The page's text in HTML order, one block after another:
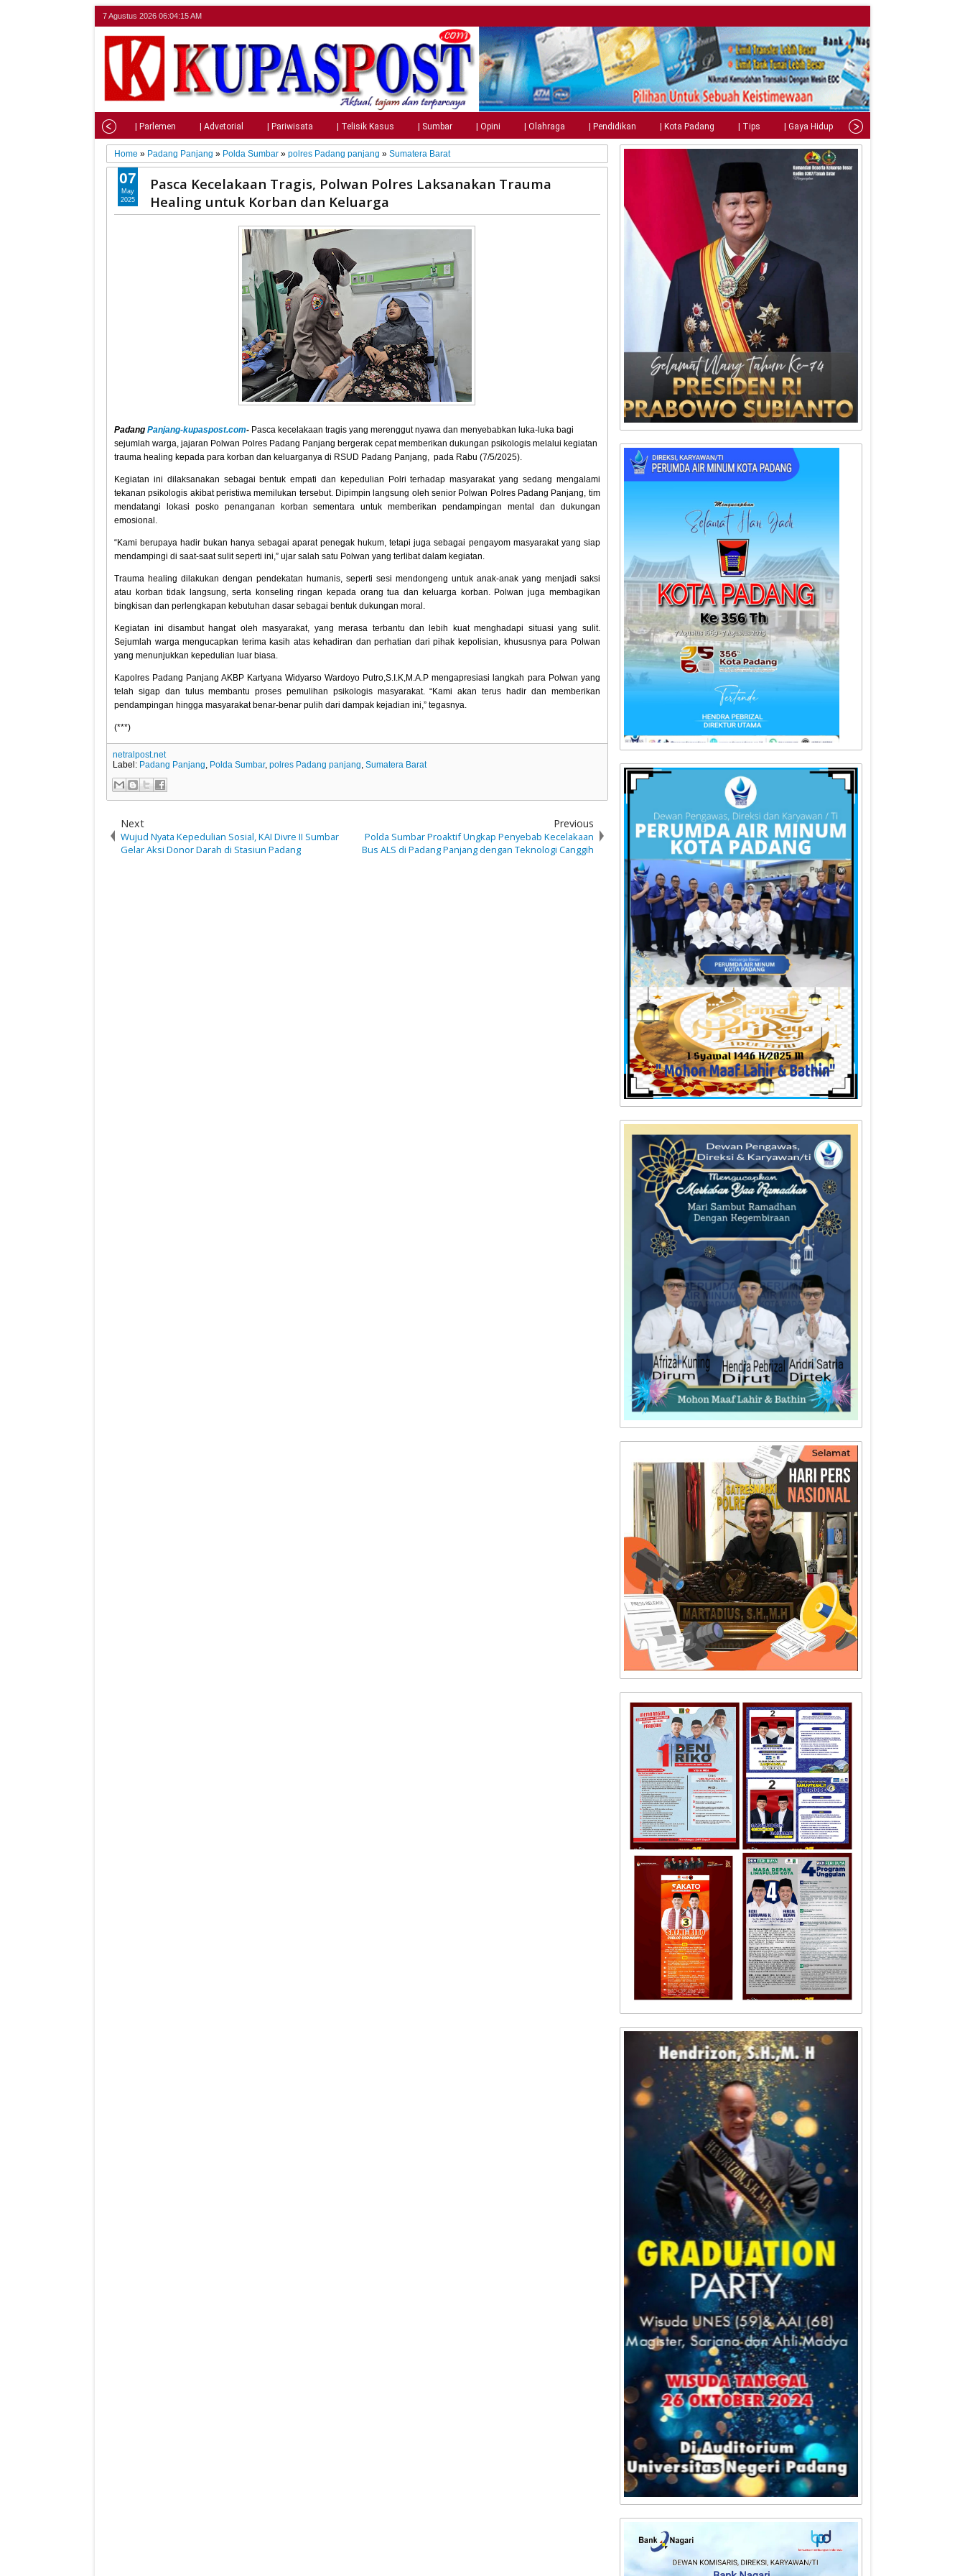
7 Agustus 2026 06:04:16 AM
| Nasional | Parlemen | Advetorial | Pariwisata | Telisik Kasus | Sumbar | Opini | Olahraga | Pendidikan | Kota Padang | Tips | Gaya Hidup | Teknologi
Home » Padang Panjang » Polda Sumbar »polres Padang panjang »Sumatera Barat
Pasca Kecelakaan Tragis, Polwan Polres Laksanakan Trauma
Healing untuk Korban dan Keluarga
PadangPanjang-kupaspost.com- Pasca kecelakaan tragis yang merenggut nyawa dan menyebabkan luka-luka bagi
sejumlah warga, jajaran Polwan Polres Padang Panjang bergerak cepat memberikan dukungan psikologis melalui kegiatan
trauma healing kepada para korban dan keluarganya di RSUD Padang Panjang, pada Rabu (7/5/2025).
Kegiatan ini dilaksanakan sebagai bentuk empati dan kepedulian Polri terhadap masyarakat yang sedang mengalami
tekanan psikologis akibat peristiwa memilukan tersebut. Dipimpin langsung oleh senior Polwan Polres Padang Panjang, tim
mendatangi lokasi posko penanganan korban sementara untuk memberikan pendampingan mental dan dukungan
emosional.
“Kami berupaya hadir bukan hanya sebagai aparat penegak hukum, tetapi juga sebagai pengayom masyarakat yang siap
mendampingi di saat-saat sulit seperti ini,” ujar salah satu Polwan yang terlibat dalam kegiatan.
Trauma healing dilakukan dengan pendekatan humanis, seperti sesi mendongeng untuk anak-anak yang menjadi saksi
atau korban tidak langsung, serta konseling ringan kepada orang tua dan keluarga korban. Polwan juga membagikan
bingkisan dan perlengkapan kebutuhan dasar sebagai bentuk dukungan moral.
Kegiatan ini disambut hangat oleh masyarakat, yang merasa terbantu dan lebih kuat menghadapi situasi yang sulit.
Sejumlah warga mengucapkan terima kasih atas kehadiran dan perhatian dari pihak kepolisian, khususnya para Polwan
yang menunjukkan kepedulian luar biasa.
Kapolres Padang Panjang AKBP Kartyana Widyarso Wardoyo Putro,S.I.K,M.A.P mengapresiasi langkah para Polwan yang
telah sigap dan tulus membantu proses pemulihan psikologis masyarakat. “Kami akan terus hadir dan memberikan
pendampingan hingga masyarakat benar-benar pulih dari dampak kejadian ini,” tegasnya.
(***)
07
May
2025
netralpost.net
Label: Padang Panjang, Polda Sumbar,polres Padang panjang,Sumatera Barat
Next
Wujud Nyata Kepedulian Sosial, KAI Divre II Sumbar
Gelar Aksi Donor Darah di Stasiun Padang
Previous
Polda Sumbar Proaktif Ungkap Penyebab Kecelakaan
Bus ALS di Padang Panjang dengan Teknologi Canggih